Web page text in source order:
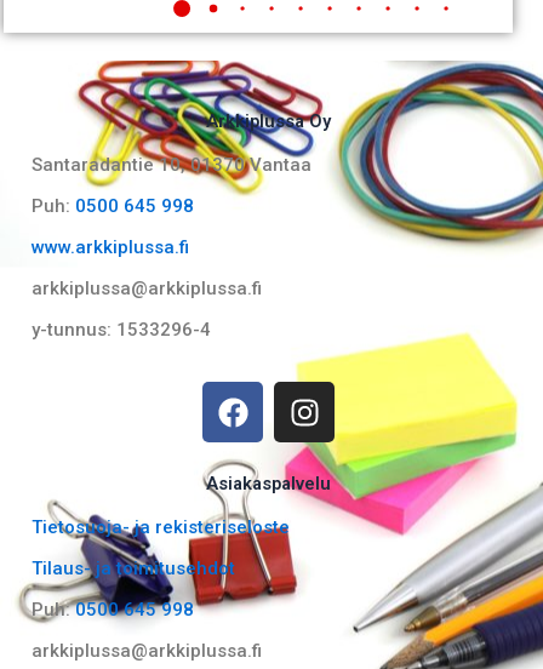
Arkkiplussa Oy
Santaradantie 10, 01370 Vantaa​
Puh: 0500 645 998
www.arkkiplussa.fi
arkkiplussa@arkkiplussa.fi
y-tunnus: 1533296-4
F
a
c
e
b
o
o
k
I
n
s
t
a
Asiakaspalvelu
Tietosuoja- ja rekisteriseloste
Tilaus- ja toimitusehdot
Puh:0500 645 998
arkkiplussa@arkkiplussa.fi